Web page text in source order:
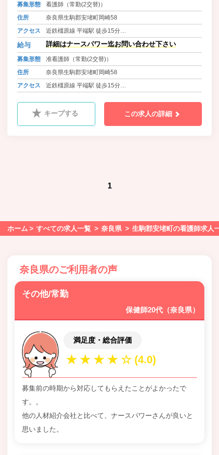
会、研修等に特に力を入れておりま
す。
募集形態
看護師（常勤(2交替)）
住所
奈良県生駒郡安堵町岡崎58
アクセス
近鉄橿原線 平端駅 徒歩15分
大和路線 大和小泉駅 徒歩15分
※ 「平端駅」「大和小泉駅」より送迎バス有り
給与 詳細はナースパワー迄お問い合わせ下さい
募集形態
准看護師（常勤(2交替)）
住所
奈良県生駒郡安堵町岡崎58
アクセス
近鉄橿原線 平端駅 徒歩15分
※ 「平端駅」「大和小泉駅」より送迎バス有り
キープする この求人の詳細
1
ホーム すべての求人一覧 奈良県 生駒郡安堵町の看護師求人
奈良県のご利用者の声
その他/常勤
保健師20代（奈良県）
満足度・総合評価
募集前の時期から対応してもらえたことがよかったで
す。。
他の人材紹介会社と比べて、ナースパワーさんが良いと
思いました。